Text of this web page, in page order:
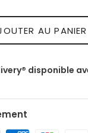
AU PANIER
disponible